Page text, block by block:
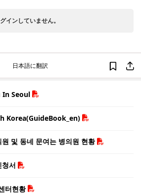
インしていません。
日本語に翻訳
In Seoul
Korea(GuideBook_en)
원 및 동네 문여는 병의원 현황
서
터현황